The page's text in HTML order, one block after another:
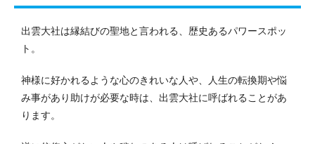
出雲大社は縁結びの聖地と言われる、歴史あるパワースポッ
ト。
神様に好かれるような心のきれいな人や、人生の転換期や悩
み事があり助けが必要な時は、出雲大社に呼ばれることがあ
ります。